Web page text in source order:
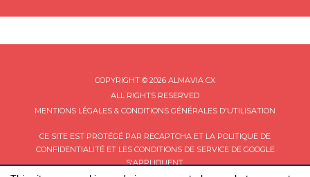
COPYRIGHT © 2026 ALMAVIA CX
ALL RIGHTS RESERVED
MENTIONS LÉGALES & CONDITIONS GÉNÉRALES D'UTILISATION
CE SITE EST PROTÉGÉ PAR RECAPTCHA ET LA POLITIQUE DE
CONFIDENTIALITÉET LES CONDITIONS DE SERVICEDE GOOGLE
S'APPLIQUENT.